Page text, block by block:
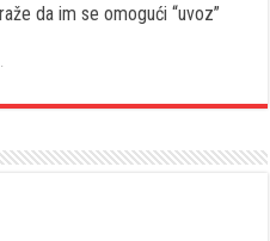
da im se omogući “uvoz”